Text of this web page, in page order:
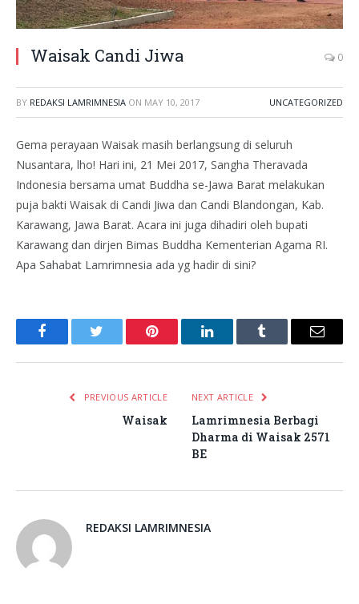
Waisak Candi Jiwa 0
BY REDAKSI LAMRIMNESIA ON MAY 10, 2017 UNCATEGORIZED
Gema perayaan Waisak masih berlangsung di seluruh
Nusantara, lho! Hari ini, 21 Mei 2017, Sangha Theravada
Indonesia bersama umat Buddha se-Jawa Barat melakukan
puja bakti Waisak di Candi Jiwa dan Candi Blandongan, Kab.
Karawang, Jawa Barat. Acara ini juga dihadiri oleh bupati
Karawang dan dirjen Bimas Buddha Kementerian Agama RI.
Apa Sahabat Lamrimnesia ada yg hadir di sini?
FacebookTwitter Pinterest LinkedInTumblr Email
PREVIOUS ARTICLE
Waisak
NEXT ARTICLE
Lamrimnesia Berbagi
Dharma di Waisak 2571
BE
REDAKSI LAMRIMNESIA